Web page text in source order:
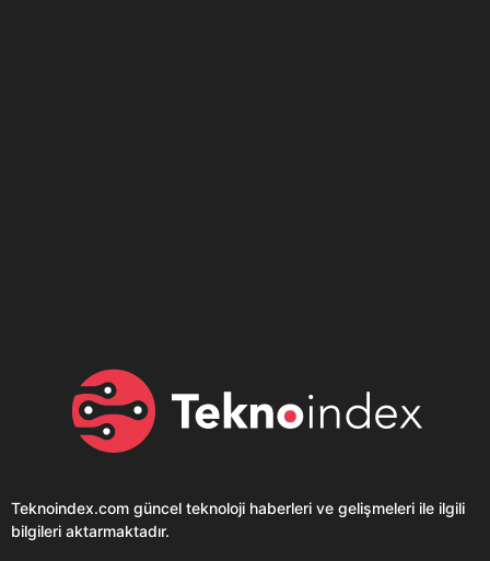
Teknoindex.com güncel teknoloji haberleri ve gelişmeleri ile ilgili
bilgileri aktarmaktadır.